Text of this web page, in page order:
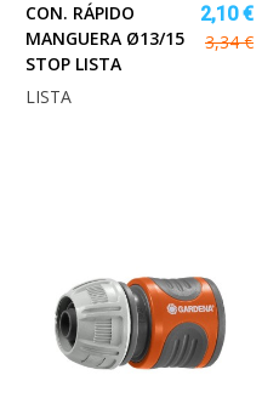
CON. RÁPIDO
MANGUERA Ø13/15
STOP LISTA
2,10 €
3,34 €
LISTA